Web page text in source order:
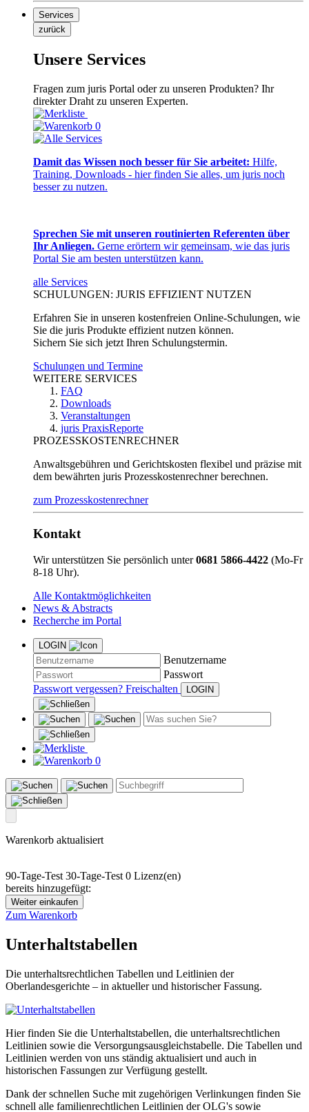
Services
zurück
Unsere Services
Fragen zum juris Portal oder zu unseren Produkten? Ihr
direkter Draht zu unseren Experten.
0
Damit das Wissen noch besser für Sie arbeitet: Hilfe,
Training, Downloads - hier finden Sie alles, um juris noch
besser zu nutzen.
Sprechen Sie mit unseren routinierten Referenten über
Ihr Anliegen. Gerne erörtern wir gemeinsam, wie das juris
Portal Sie am besten unterstützen kann.
alle Services
SCHULUNGEN: JURIS EFFIZIENT NUTZEN
Erfahren Sie in unseren kostenfreien Online-Schulungen, wie
Sie die juris Produkte effizient nutzen können.
Sichern Sie sich jetzt Ihren Schulungstermin.
Schulungen und Termine
WEITERE SERVICES
FAQ
Downloads
Veranstaltungen
juris PraxisReporte
PROZESSKOSTENRECHNER
Anwaltsgebühren und Gerichtskosten flexibel und präzise mit
dem bewährten juris Prozesskostenrechner berechnen.
zum Prozesskostenrechner
Kontakt
Wir unterstützen Sie persönlich unter0681 5866-4422 (Mo-Fr
8-18 Uhr).
Alle Kontaktmöglichkeiten
News & Abstracts
Recherche im Portal
LOGIN
Benutzername
Passwort
Passwort vergessen? Freischalten
0
Warenkorb aktualisiert
90-Tage-Test 30-Tage-Test 0 Lizenz(en)
bereits hinzugefügt:
Weiter einkaufen
Zum Warenkorb
Unterhaltstabellen
Die unterhaltsrechtlichen Tabellen und Leitlinien der
Oberlandesgerichte – in aktueller und historischer Fassung.
Hier finden Sie die Unterhaltstabellen, die unterhaltsrechtlichen
Leitlinien sowie die Versorgungsausgleichstabelle. Die Tabellen und
Leitlinien werden von uns ständig aktualisiert und auch in
historischen Fassungen zur Verfügung gestellt.
Dank der schnellen Suche mit zugehörigen Verlinkungen finden Sie
schnell alle familienrechtlichen Leitlinien der OLG's sowie